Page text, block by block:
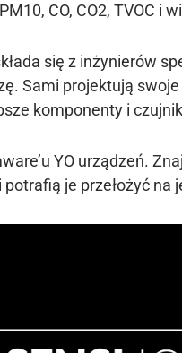
CO, CO2, TVOC i
się z inżynierów
Sami projektują
komponenty i
YO urządzeń.
je przełożyć na